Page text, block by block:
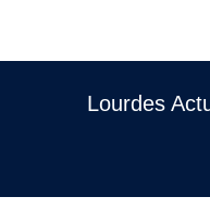
Lourdes